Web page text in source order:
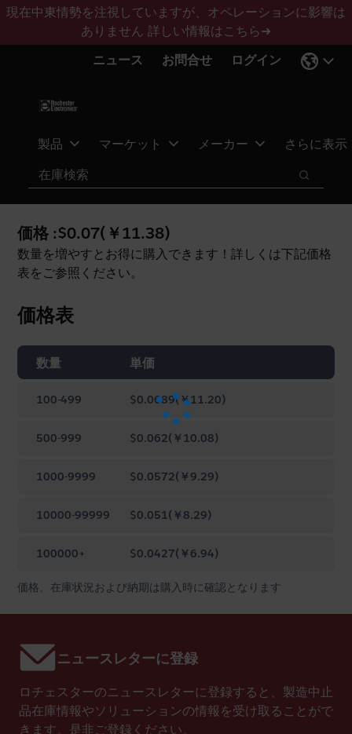
メ
ン
フ
タ
現在中東情勢を注視していますが、オペレーションに影響は
ありません 詳しい情報はこちら➜
ニュース
お問合せ ログイン
製品 マーケット メーカー さらに表示
検索
検索
Loading...
価格 :$0.07( ￥11.38)
数量を増やすとお得に購入できます！詳しくは下記価格
表をご参照ください。
価格表
数量 単価
100-499 $0.0689(￥11.20)
500-999 $0.062( ￥10.08)
1000-9999 $0.0572( ￥9.29)
10000-99999 $0.051( ￥8.29)
100000+ $0.0427( ￥6.94)
価格、在庫状況および納期は購入時に確認となります
ニュースレターに登録
ロチェスターのニュースレターに登録すると、製造中止
品在庫情報やソリューションの情報を受け取ることがで
きます。是非ご登録ください。